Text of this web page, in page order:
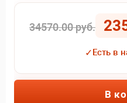
34570.00 руб.
✓Есть в
В